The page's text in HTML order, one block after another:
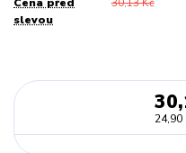
Cena před
slevou
30,13 Kč
24,90